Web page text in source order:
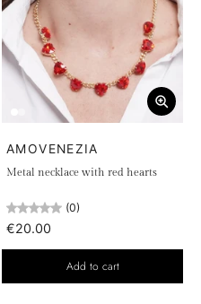
AMOVENEZIA
Metal necklace with red hearts
(0)
€20.00
Add to cart